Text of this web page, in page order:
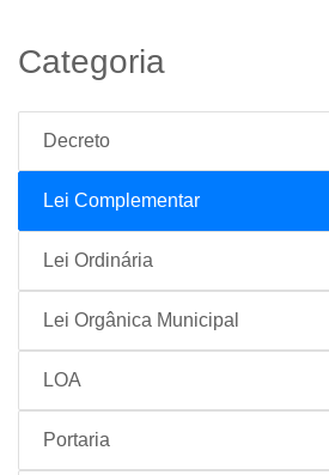
Categoria
Decreto
Lei Complementar
Lei Ordinária
Lei Orgânica Municipal
LOA
Portaria